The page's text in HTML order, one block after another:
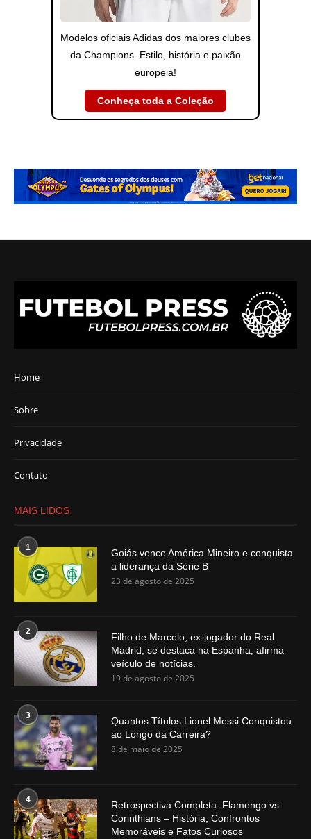
Modelos oficiais Adidas dos maiores clubes
da Champions. Estilo, história e paixão
europeia!
Conheça toda a Coleção
Home
Sobre
Privacidade
Contato
MAIS LIDOS
1
Goiás vence América Mineiro e conquista
a liderança da Série B
23 de agosto de 2025
2
Filho de Marcelo, ex-jogador do Real
Madrid, se destaca na Espanha, afirma
veículo de notícias.
19 de agosto de 2025
3
Quantos Títulos Lionel Messi Conquistou
ao Longo da Carreira?
8 de maio de 2025
4
Retrospectiva Completa: Flamengo vs
Corinthians – História, Confrontos
Memoráveis e Fatos Curiosos